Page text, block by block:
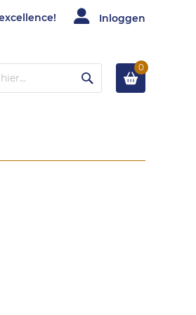
Inloggen
0